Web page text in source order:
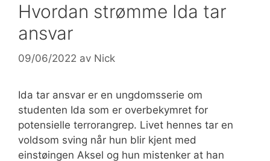
Hvordan strømme Ida tar
ansvar
09/06/2022 av Nick
Ida tar ansvar er en ungdomsserie om
studenten Ida som er overbekymret for
potensielle terrorangrep. Livet hennes tar en
voldsom sving når hun blir kjent med
einstøingen Aksel og hun mistenker at han